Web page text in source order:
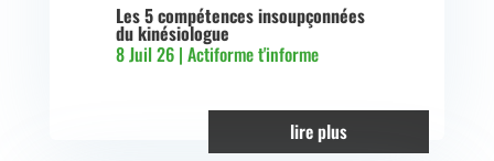
Les 5 compétences insoupçonnées
du kinésiologue
8 Juil 26| Actiforme t'informe
lire plus